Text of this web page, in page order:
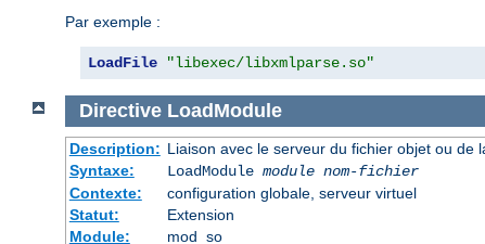
Par exemple :
LoadFile "libexec/libxmlparse.so"
Directive LoadModule
Description: Liaison avec le serveur du fichier objet ou de
Syntaxe:
LoadModule module nom-fichier
Contexte:
configuration globale, serveur virtuel
Statut:
Extension
Module:
mod_so